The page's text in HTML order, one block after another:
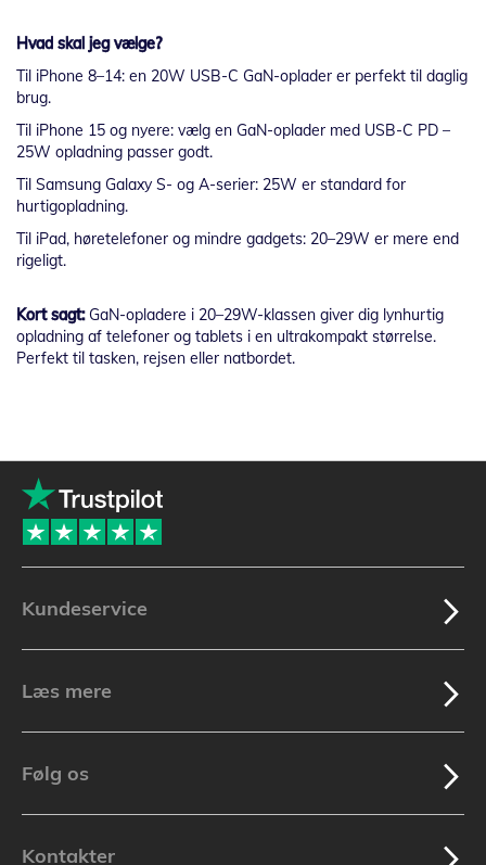
Hvad skal jeg vælge?
Til iPhone 8–14: en 20W USB-C GaN-oplader er perfekt til daglig
brug.
Til iPhone 15 og nyere: vælg en GaN-oplader med USB-C PD –
25W opladning passer godt.
Til Samsung Galaxy S- og A-serier: 25W er standard for
hurtigopladning.
Til iPad, høretelefoner og mindre gadgets: 20–29W er mere end
rigeligt.
Kort sagt:GaN-opladere i 20–29W-klassen giver dig lynhurtig
opladning af telefoner og tablets i en ultrakompakt størrelse.
Perfekt til tasken, rejsen eller natbordet.
Kundeservice
Læs mere
Følg os
Kontakter